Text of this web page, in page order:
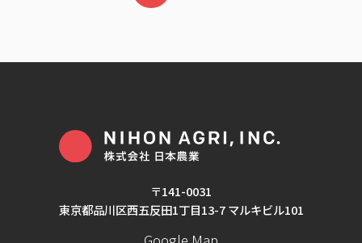
〒141-0031
東京都品川区西五反田1丁目13-7 マルキビル101